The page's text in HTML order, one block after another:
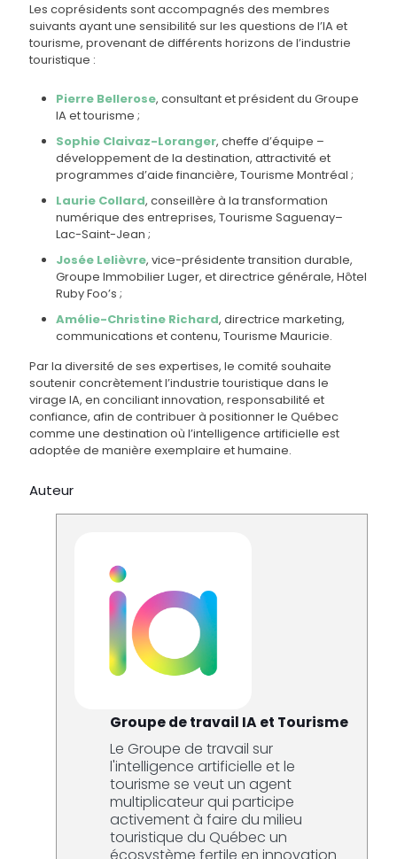
Les coprésidents sont accompagnés des membres
suivants ayant une sensibilité sur les questions de l’IA et
tourisme, provenant de différents horizons de l’industrie
touristique :
Pierre Bellerose, consultant et président du Groupe
IA et tourisme ;
Sophie Claivaz-Loranger, cheffe d’équipe –
développement de la destination, attractivité et
programmes d’aide financière, Tourisme Montréal ;
Laurie Collard, conseillère à la transformation
numérique des entreprises, Tourisme Saguenay–
Lac-Saint-Jean ;
Josée Lelièvre, vice-présidente transition durable,
Groupe Immobilier Luger, et directrice générale, Hôtel
Ruby Foo’s ;
Amélie-Christine Richard, directrice marketing,
communications et contenu, Tourisme Mauricie.
Par la diversité de ses expertises, le comité souhaite
soutenir concrètement l’industrie touristique dans le
virage IA, en conciliant innovation, responsabilité et
confiance, afin de contribuer à positionner le Québec
comme une destination où l’intelligence artificielle est
adoptée de manière exemplaire et humaine.
Auteur
Groupe de travail IA et Tourisme
Le Groupe de travail sur
l'intelligence artificielle et le
tourisme se veut un agent
multiplicateur qui participe
activement à faire du milieu
touristique du Québec un
écosystème fertile en innovation